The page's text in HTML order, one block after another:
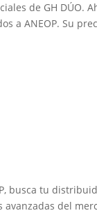
de GH DÚO.
a ANEOP. Su
busca tu
avanzadas del